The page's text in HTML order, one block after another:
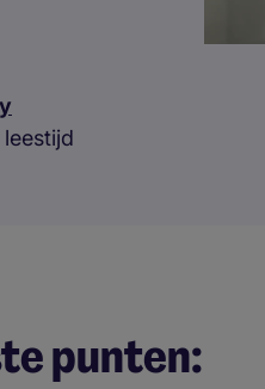
leestijd
punten: